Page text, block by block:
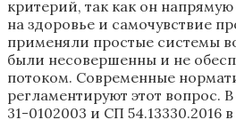
критерий, так как он
на здоровье и самочувствие
применяли простые системы
были несовершенны и не
потоком. Современные
регламентируют этот вопрос.
31-0102003 и СП 54.13330.2016